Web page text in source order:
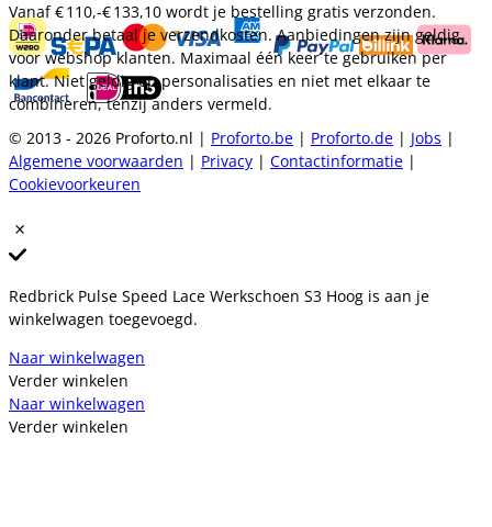
Vanaf€ 110,-€ 133,10 wordt je bestelling gratis verzonden.
Daaronder betaal je verzendkosten. Aanbiedingen zijn geldig
voor webshop klanten. Maximaal één keer te gebruiken per
klant. Niet geldig op personalisaties en niet met elkaar te
combineren, tenzij anders vermeld.
© 2013 - 2026 Proforto.nl | Proforto.be | Proforto.de | Jobs |
Algemene voorwaarden | Privacy | Contactinformatie |
Cookievoorkeuren
Redbrick Pulse Speed Lace Werkschoen S3 Hoog is aan je
winkelwagen toegevoegd.
Naar winkelwagen
Verder winkelen
Naar winkelwagen
Verder winkelen